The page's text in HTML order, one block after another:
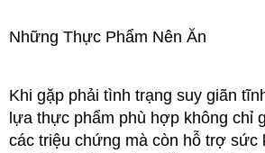
Những Thực Phẩm Nên Ăn
Khi gặp phải tình trạng suy giãn
lựa thực phẩm phù hợp không chỉ
các triệu chứng mà còn hỗ trợ sức